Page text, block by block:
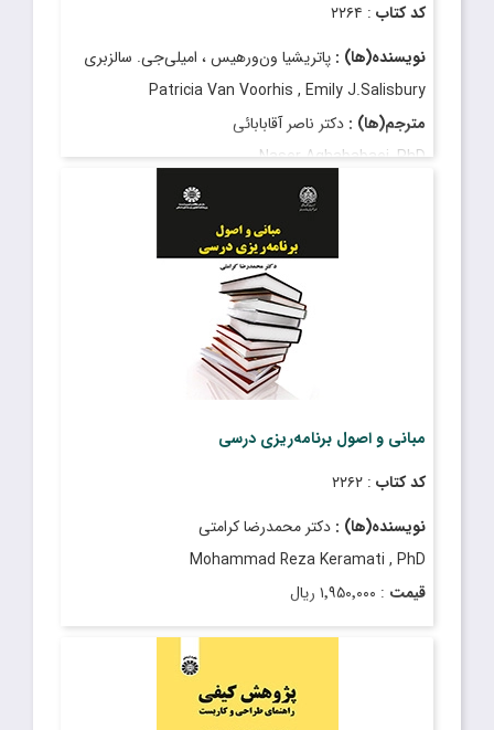
کد کتاب : ۲۲۶۴
نویسنده(ها) : پاتریشیا ون‌ورهیس ، امیلی‌جی. ‌سالزبری
Patricia Van Voorhis , Emily J.Salisbury
مترجم(ها) : دکتر ناصر آقابابائی
Naser Aghababaei, PhD
مبانی و اصول برنامه‌‌ریزی درسی
کد کتاب : ۲۲۶۲
نویسنده(ها) : دکتر محمدرضا کرامتی
Mohammad Reza Keramati , PhD
قیمت : ۱٬۹۵۰٬۰۰۰ ریال
: دی ۱۴۰۱